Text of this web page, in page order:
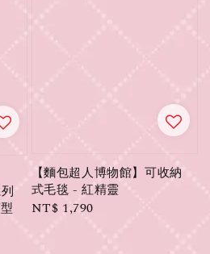
【麵包超人博物館】可收納
式毛毯 - 紅精靈
Regular
NT$ 1,790